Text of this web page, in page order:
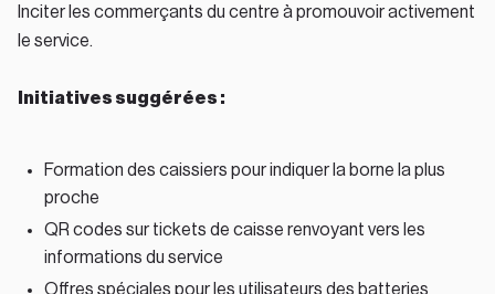
Inciter les commerçants du centre à promouvoir activement
le service.
Initiatives suggérées :
Formation des caissiers pour indiquer la borne la plus
proche
QR codes sur tickets de caisse renvoyant vers les
informations du service
Offres spéciales pour les utilisateurs des batteries